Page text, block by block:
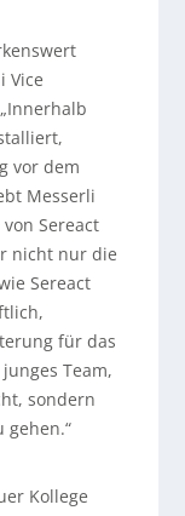
Vice
vor dem
Messerli
Sereact
nicht nur die
Sereact
für das
Team,
sondern
gehen.“
Kollege